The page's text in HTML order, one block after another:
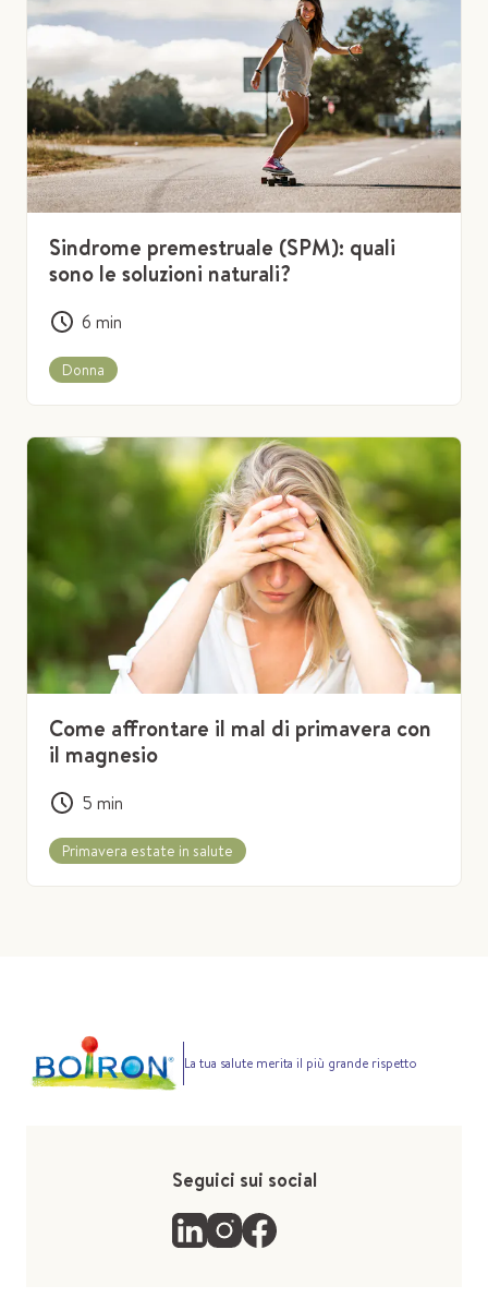
Sindrome premestruale (SPM): quali
sono le soluzioni naturali?
6 min
Donna
Come affrontare il mal di primavera con
il magnesio
5 min
Primavera estate in salute
La tua salute merita il più grande rispetto
Seguici sui social